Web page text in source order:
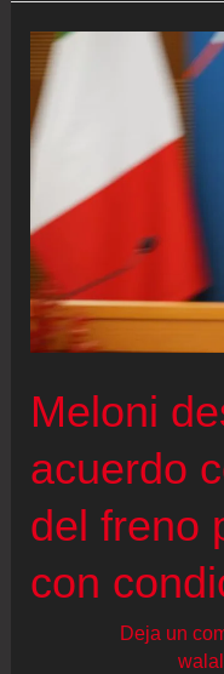
y
las
capitales
deberán
decidir
aplican
ya
el
pacto
Mercosur
al
varapalo
la
Eurocámara
Meloni
acuerdo
del freno
con
Deja un